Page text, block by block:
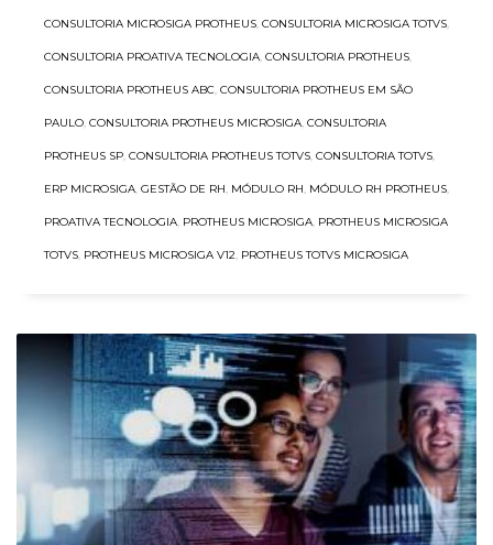
CONSULTORIA MICROSIGA PROTHEUS, CONSULTORIA MICROSIGA TOTVS,
CONSULTORIA PROATIVA TECNOLOGIA, CONSULTORIA PROTHEUS,
CONSULTORIA PROTHEUS ABC, CONSULTORIA PROTHEUS EM SÃO
PAULO, CONSULTORIA PROTHEUS MICROSIGA, CONSULTORIA
PROTHEUS SP, CONSULTORIA PROTHEUS TOTVS, CONSULTORIA TOTVS,
ERP MICROSIGA, GESTÃO DE RH, MÓDULO RH, MÓDULO RH PROTHEUS,
PROATIVA TECNOLOGIA, PROTHEUS MICROSIGA, PROTHEUS MICROSIGA
TOTVS, PROTHEUS MICROSIGA V12, PROTHEUS TOTVS MICROSIGA